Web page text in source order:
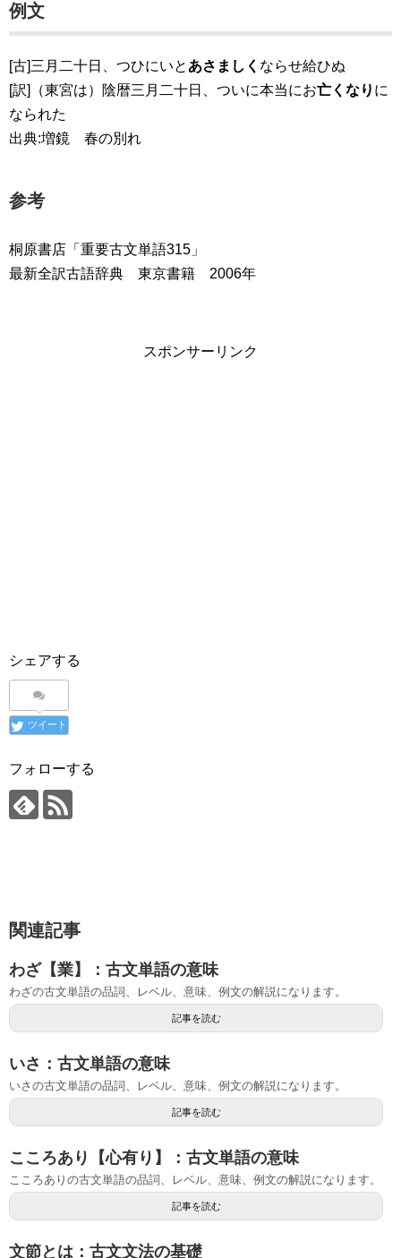
例文
[古]三月二十日、つひにいと あさましく ならせ給ひぬ
[訳]（東宮は）陰暦三月二十日、ついに本当にお亡くなり に
なられた
出典:増鏡 春の別れ
参考
桐原書店「重要古文単語315」
最新全訳古語辞典 東京書籍 2006年
スポンサーリンク
シェアする
ツイート
フォローする
関連記事
わざ【業】：古文単語の意味
わざの古文単語の品詞、レベル、意味、例文の解説になります。
記事を読む
いさ：古文単語の意味
いさの古文単語の品詞、レベル、意味、例文の解説になります。
記事を読む
こころあり【心有り】：古文単語の意味
こころありの古文単語の品詞、レベル、意味、例文の解説になります。
記事を読む
文節とは：古文文法の基礎